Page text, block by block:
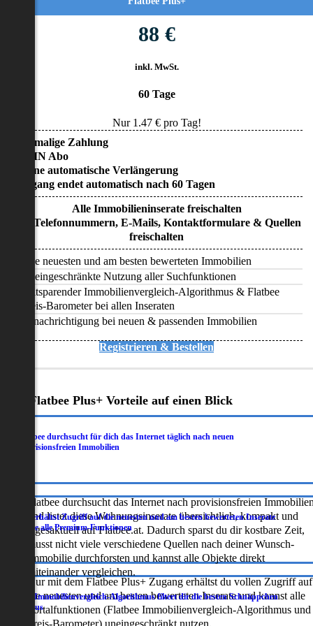
88 €
inkl. MwSt.
60 Tage
Nur 1.47€ pro Tag!
• Einmalige Zahlung
• KEIN Abo
• Keine automatische Verlängerung
• Zugang endet automatisch nach 60 Tagen
Alle Immobilieninserate freischalten
Alle Telefonnummern, E-Mails, Kontaktformulare & Quellen
freischalten
Alle neuesten und am besten bewerteten Immobilien
Uneingeschränkte Nutzung aller Suchfunktionen
Zeitsparender Immobilienvergleich-Algorithmus & Flatbee
Preis-Barometer bei allen Inseraten
Benachrichtigung bei neuen & passenden Immobilien
Registrieren & Bestellen
Flatbee Plus+ Vorteile auf einen Blick
Flatbee durchsucht für dich das Internet täglich nach neuen
provisionsfreien Immobilien
Flatbee durchsucht das Internet nach provisionsfreien
und listet diese Wohnungsinserate übersichtlich, kompakt und
tagesaktuell auf Flatbee.at. Dadurch sparst du dir kostbare Zeit,
musst nicht viele verschiedene Quellen nach deiner Wunsch-
Immobilie durchforsten und kannst alle Objekte direkt
miteinander vergleichen.
Du erhältst Zugriff auf die neuesten und am besten bewerteten Inserate
sowie alle Premium-Funktionen
Nur mit dem Flatbee Plus+ Zugang erhältst du vollen Zugriff auf
die neuesten und am besten bewerteten Inserate und kannst alle
Portalfunktionen (Flatbee Immobilienvergleich-Algorithmus und
Der Immobilienvergleich-Algorithmus filtert dir die besten Schnäppchen
heraus